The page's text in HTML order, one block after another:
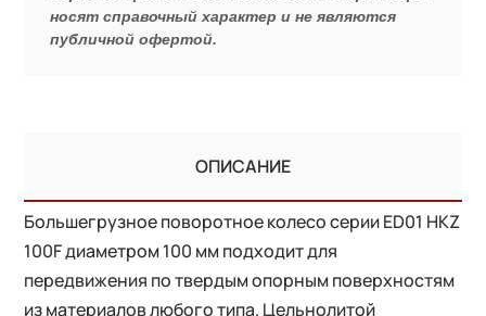
носят справочный характер и не являются
публичной офертой.
ОПИСАНИЕ
Большегрузное поворотное колесо серии ED01 HKZ
100F диаметром 100 мм подходит для
передвижения по твердым опорным поверхностям
из материалов любого типа. Цельнолитой